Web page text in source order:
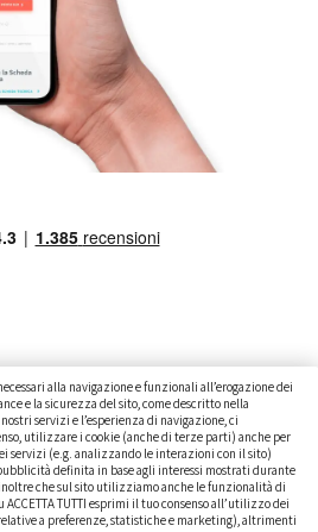
alla navigazione e funzionali all’erogazione dei
e la sicurezza del sito, come descritto nella
servizi e l’esperienza di navigazione, ci
utilizzare i cookie (anche di terze parti) anche per
servizi (e.g. analizzando le interazioni con il sito)
definita in base agli interessi mostrati durante
che sul sito utilizziamo anche le funzionalità di
ACCETTA TUTTI esprimi il tuo consenso all’utilizzo dei
a preferenze, statistiche e marketing), altrimenti
GUIDA ALL’ACQUISTO
CURIOSITÀ
DATI ALLA MANO
PARLIAMO DI NOI